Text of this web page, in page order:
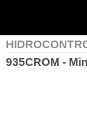
935CROM -